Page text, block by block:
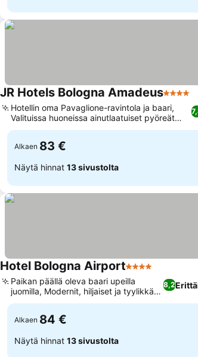
JR Hotels Bologna Amadeus4
Hotellin oma Pavaglione-ravintola ja baari,
Valituissa huoneissa ainutlaatuiset pyöreät
sängyt
Alkaen 83 €
Näytä hinnat 13 sivustolta
Hotel Bologna Airport4 Tähtiluokitus
8,2
Paikan päällä oleva baari upeilla
juomilla, Modernit, hiljaiset ja tyylikkäät
huoneet
Alkaen 84 €
Näytä hinnat 13 sivustolta